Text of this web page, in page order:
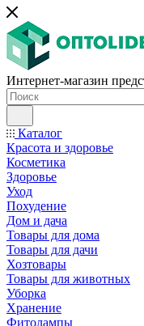
Интернет-магазин
Каталог
Красота и здоровье
Косметика
Здоровье
Уход
Похудение
Дом и дача
Товары для дома
Товары для дачи
Хозтовары
Товары для животных
Уборка
Хранение
Фитолампы